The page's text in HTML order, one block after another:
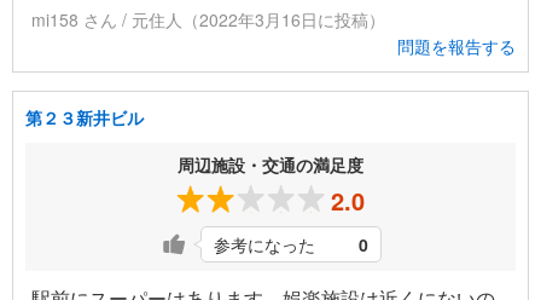
mi158 さん / 元住人（2022年3月16日に投稿）
問題を報告する
第２３新井ビル
周辺施設・交通の満足度
2.0
参考になった 0